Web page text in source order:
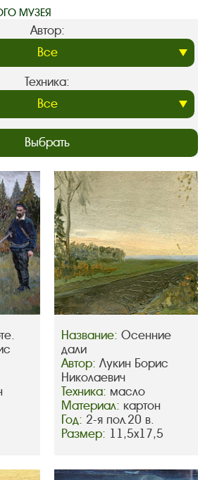
МУЗЕЯ
Автор:
Техника:
Выбрать
Название: Осенние
дали
Автор: Лукин Борис
Николаевич
Техника: масло
Материал: картон
Год: 2-я пол.20 в.
Размер: 11,5х17,5